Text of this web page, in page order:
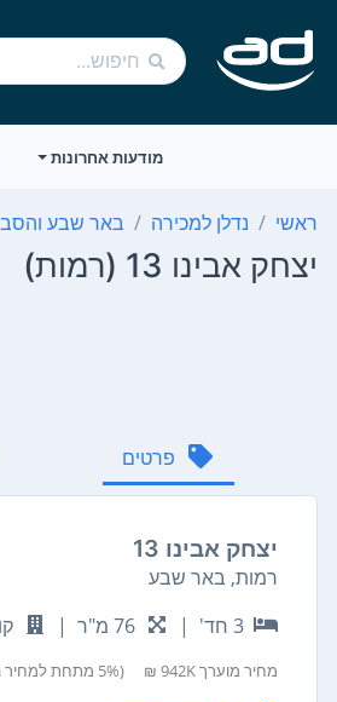
מודעות אחרונות
ראשי נדלן למכירה באר שבע
יצחק אבינו 13 (רמות)
פרטים
יצחק אבינו 13
רמות, באר שבע
3 חד'
| 76 מ"ר |
מחיר מוערך942K ₪ (5% מתחת למחיר השוק